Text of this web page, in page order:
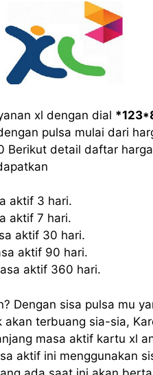
xl dengan dial
pulsa mulai dari
Berikut detail daftar
aktif 3 hari.
aktif 7 hari.
aktif 30 hari.
aktif 90 hari.
aktif 360 hari.
Dengan sisa pulsa mu
terbuang sia-sia,
masa aktif kartu xl
aktif ini menggunakan